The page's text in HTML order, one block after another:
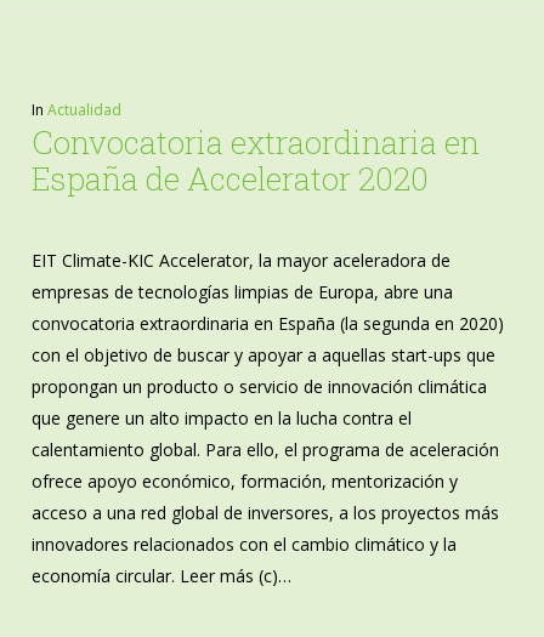
In Actualidad
Convocatoria extraordinaria en
España de Accelerator 2020
EIT Climate-KIC Accelerator, la mayor aceleradora de
empresas de tecnologías limpias de Europa, abre una
convocatoria extraordinaria en España (la segunda en 2020)
con el objetivo de buscar y apoyar a aquellas start-ups que
propongan un producto o servicio de innovación climática
que genere un alto impacto en la lucha contra el
calentamiento global. Para ello, el programa de aceleración
ofrece apoyo económico, formación, mentorización y
acceso a una red global de inversores, a los proyectos más
innovadores relacionados con el cambio climático y la
economía circular. Leer más (c)…